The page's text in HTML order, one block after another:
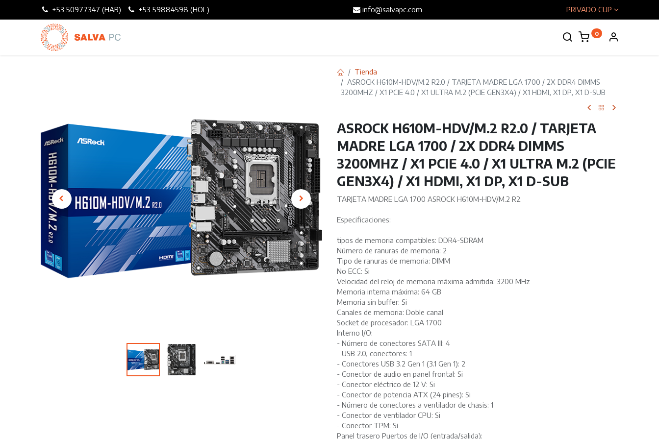
+53 50977347 (HAB) +53 59884598 (HOL) info@salvapc.com PRIVADO CUP
0
Tienda
ASROCK H610M-HDV/M.2 R2.0 / TARJETA MADRE LGA 1700 / 2X DDR4 DIMMS
3200MHZ / X1 PCIE 4.0 / X1 ULTRA M.2 (PCIE GEN3X4) / X1 HDMI, X1 DP, X1 D-SUB
ASROCK H610M-HDV/M.2 R2.0 / TARJETA
MADRE LGA 1700 / 2X DDR4 DIMMS
3200MHZ / X1 PCIE 4.0 / X1 ULTRA M.2 (PCIE
GEN3X4) / X1 HDMI, X1 DP, X1 D-SUB
TARJETA MADRE LGA 1700 ASROCK H610M-HDV/M.2 R2.
Especificaciones:
tipos de memoria compatibles: DDR4-SDRAM
Número de ranuras de memoria: 2
Tipo de ranuras de memoria: DIMM
No ECC: Si
Velocidad del reloj de memoria máxima admitida: 3200 MHz
Memoria interna máxima: 64 GB
Memoria sin buffer: Si
Canales de memoria: Doble canal
Socket de procesador: LGA 1700
Interno I/O:
- Número de conectores SATA III: 4
- USB 2.0, conectores: 1
- Conectores USB 3.2 Gen 1 (3.1 Gen 1): 2
- Conector de audio en panel frontal: Si
- Conector eléctrico de 12 V: Si
- Conector de potencia ATX (24 pines): Si
- Número de conectores a ventilador de chasis: 1
- Conector de ventilador CPU: Si
- Conector TPM: Si
Panel trasero Puertos de I/O (entrada/salida):